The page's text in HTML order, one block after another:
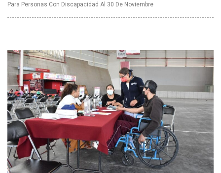
Para Personas Con Discapacidad Al 30 De Noviembre